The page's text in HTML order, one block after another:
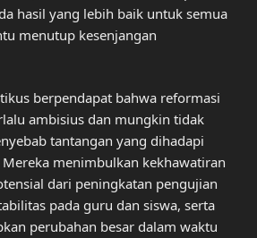
hasil yang lebih baik untuk semua
menutup kesenjangan
berpendapat bahwa reformasi
ambisius dan mungkin tidak
tantangan yang dihadapi
menimbulkan kekhawatiran
dari peningkatan pengujian
pada guru dan siswa, serta
perubahan besar dalam waktu